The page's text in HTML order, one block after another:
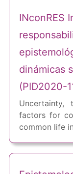
INconRES
dinámicas
(PID2020-
Uncertainty,
factors for
common life